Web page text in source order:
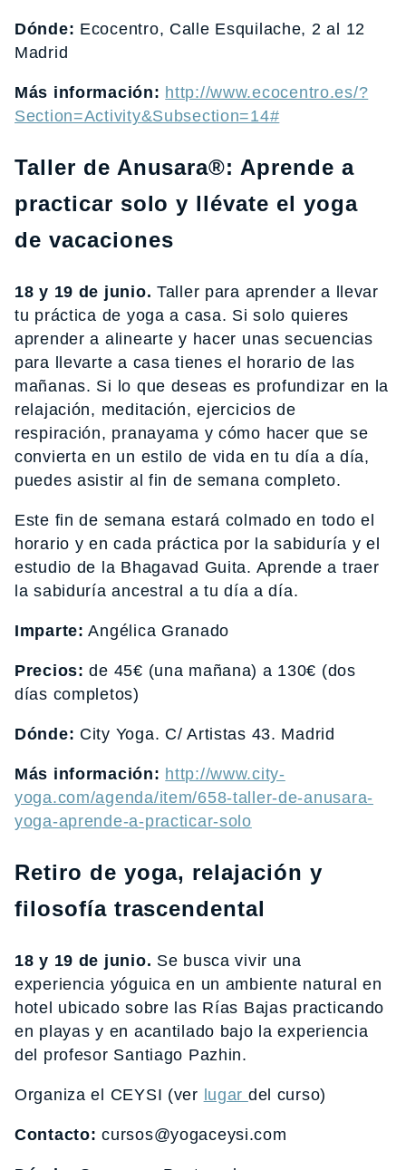
Dónde: Ecocentro, Calle Esquilache, 2 al 12
Madrid
Más información: http://www.ecocentro.es/?
Section=Activity&Subsection=14#
Taller de Anusara®: Aprende a
practicar solo y llévate el yoga
de vacaciones
18 y 19 de junio. Taller para aprender a llevar
tu práctica de yoga a casa. Si solo quieres
aprender a alinearte y hacer unas secuencias
para llevarte a casa tienes el horario de las
mañanas. Si lo que deseas es profundizar en la
relajación, meditación, ejercicios de
respiración, pranayama y cómo hacer que se
convierta en un estilo de vida en tu día a día,
puedes asistir al fin de semana completo.
Este fin de semana estará colmado en todo el
horario y en cada práctica por la sabiduría y el
estudio de la Bhagavad Guita. Aprende a traer
la sabiduría ancestral a tu día a día.
Imparte: Angélica Granado
Precios:de 45€ (una mañana) a 130€ (dos
días completos)
Dónde: City Yoga. C/ Artistas 43. Madrid
Más información: http://www.city-
yoga.com/agenda/item/658-taller-de-anusara-
yoga-aprende-a-practicar-solo
Retiro de yoga, relajación y
filosofía trascendental
18 y 19 de junio. Se busca vivir una
experiencia yóguica en un ambiente natural en
hotel ubicado sobre las Rías Bajas practicando
en playas y en acantilado bajo la experiencia
del profesor Santiago Pazhin.
Organiza el CEYSI (ver lugar del curso)
Contacto: cursos@yogaceysi.com